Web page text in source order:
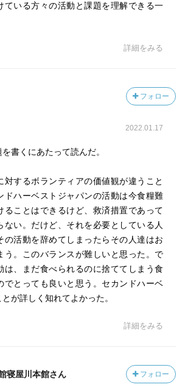
ている方々の活動と課題を理解できる一
詳細をみる
フォロー
2022.01.17
書くにあたって読んだ。
対するボランティアの価値観が違うこと
ドハーベストジャパンの活動は今食糧難
ることはできるけど、救済措置であって
ない。だけど、それを必要としている人
の活動を辞めてしまったらその人達はお
う。このバランスが難しいと思った。で
は、まだ食べられるのに捨ててしまう食
でとっても良いと思う。セカンドハーベ
が詳しく知れてよかった。
詳細をみる
寝屋川本館さん フォロー